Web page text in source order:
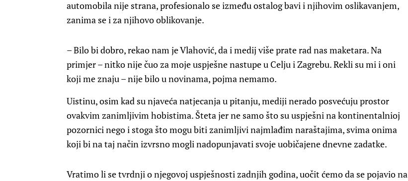
automobila nije strana, profesionalo se između ostalog bavi i njihovim oslikavanjem,
zanima se i za njihovo oblikovanje.
– Bilo bi dobro, rekao nam je Vlahović, da i medij više prate rad nas maketara. Na
primjer – nitko nije čuo za moje uspješne nastupe u Celju i Zagrebu. Rekli su mi i oni
koji me znaju – nije bilo u novinama, pojma nemamo.
Uistinu, osim kad su njaveća natjecanja u pitanju, mediji nerado posvećuju prostor
ovakvim zanimljivim hobistima. Šteta jer ne samo što su uspješni na kontinentalnioj
pozornici nego i stoga što mogu biti zanimljivi najmlađim naraštajima, svima onima
koji bi na taj način izvrsno mogli nadopunjavati svoje uobičajene dnevne zadatke.
Vratimo li se tvrdnji o njegovoj uspješnosti zadnjih godina, uočit ćemo da se pojavio na